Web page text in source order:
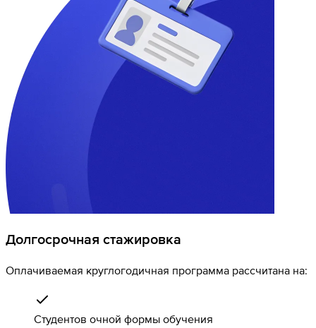
Долгосрочная стажировка
Оплачиваемая круглогодичная программа рассчитана на:
Студентов очной формы обучения